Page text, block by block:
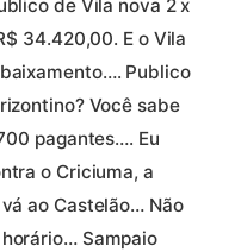
de Vila nova 2 x
34.420,00. E o Vila
Publico
Você sabe
pagantes…. Eu
o Criciuma, a
ao Castelão… Não
Sampaio